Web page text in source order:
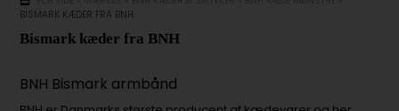
BISMARK KÆDER FRA BNH
Bismark kæder fra BNH
BNH Bismark armbånd